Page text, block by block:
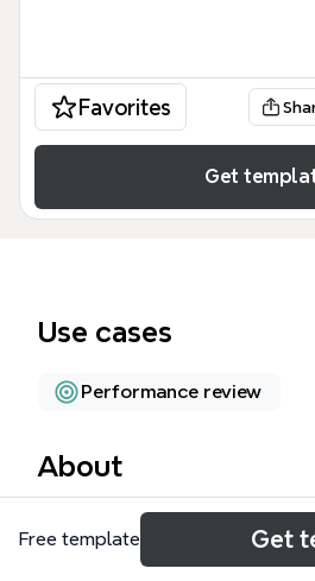
Favorites
Get
Use cases
Performance review
About
政府服務模板涵蓋基礎服務、服
務評價及開放參與五大構面，共
Free template Get